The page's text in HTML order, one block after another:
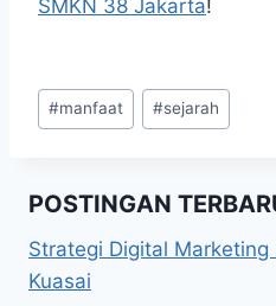
SMKN 38 Jakarta!
Post
Tags:
#manfaat #sejarah
POSTINGAN
Strategi Digital
Kuasai